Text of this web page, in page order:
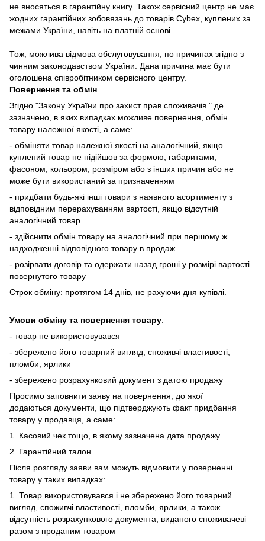
не вносяться в гарантійну книгу. Також сервісний центр не має
жодних гарантійних зобовязань до товарів Cybex, куплених за
межами України, навіть на платній основі.
Тож, можлива відмова обслуговування, по причинах згідно з
чинним законодавством України. Дана причина має бути
оголошена співробітником сервісного центру.
Повернення та обмін
Згідно "Закону України про захист прав споживачів " де
зазначено, в яких випадках можливе повернення, обмін
товару належної якості, а саме:
- обміняти товар належної якості на аналогічний, якщо
куплений товар не підійшов за формою, габаритами,
фасоном, кольором, розміром або з інших причин або не
може бути використаний за призначенням
- придбати будь-які інші товари з наявного асортименту з
відповідним перерахуванням вартості, якщо відсутній
аналогічний товар
- здійснити обмін товару на аналогічний при першому ж
надходженні відповідного товару в продаж
- розірвати договір та одержати назад гроші у розмірі вартості
повернутого товару
Строк обміну: протягом 14 днів, не рахуючи дня купівлі.
Умови обміну та повернення товару:
- товар не використовувався
- збережено його товарний вигляд, споживчі властивості,
пломби, ярлики
- збережено розрахунковий документ з датою продажу
Просимо заповнити заяву на повернення, до якої
додаються документи, що підтверджують факт придбання
товару у продавця, а саме:
1. Касовий чек тощо, в якому зазначена дата продажу
2. Гарантійний талон
Після розгляду заяви вам можуть відмовити у поверненні
товару у таких випадках:
1. Товар використовувався і не збережено його товарний
вигляд, споживчі властивості, пломби, ярлики, а також
відсутність розрахункового документа, виданого споживачеві
разом з проданим товаром